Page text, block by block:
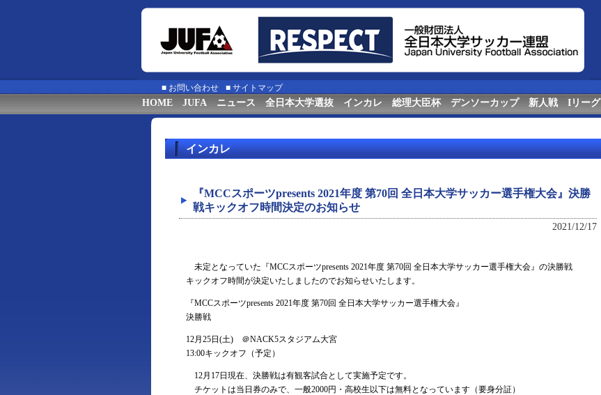
■ お問い合わせ ■ サイトマップ
HOME JUFA ニュース 全日本大学選抜 インカレ 総理大臣杯 デンソーカップ 新人戦 Iリーグ
インカレ
『MCCスポーツpresents 2021年度 第70回 全日本大学サッカー選手権大会』決勝
戦キックオフ時間決定のお知らせ
2021/12/17
未定となっていた『MCCスポーツpresents 2021年度 第70回 全日本大学サッカー選手権大会』の決勝戦
キックオフ時間が決定いたしましたのでお知らせいたします。
『MCCスポーツpresents 2021年度 第70回 全日本大学サッカー選手権大会』
決勝戦
12月25日(土) ＠NACK5スタジアム大宮
13:00キックオフ（予定）
12月17日現在、決勝戦は有観客試合として実施予定です。
チケットは当日券のみで、一般2000円・高校生以下は無料となっています（要身分証）